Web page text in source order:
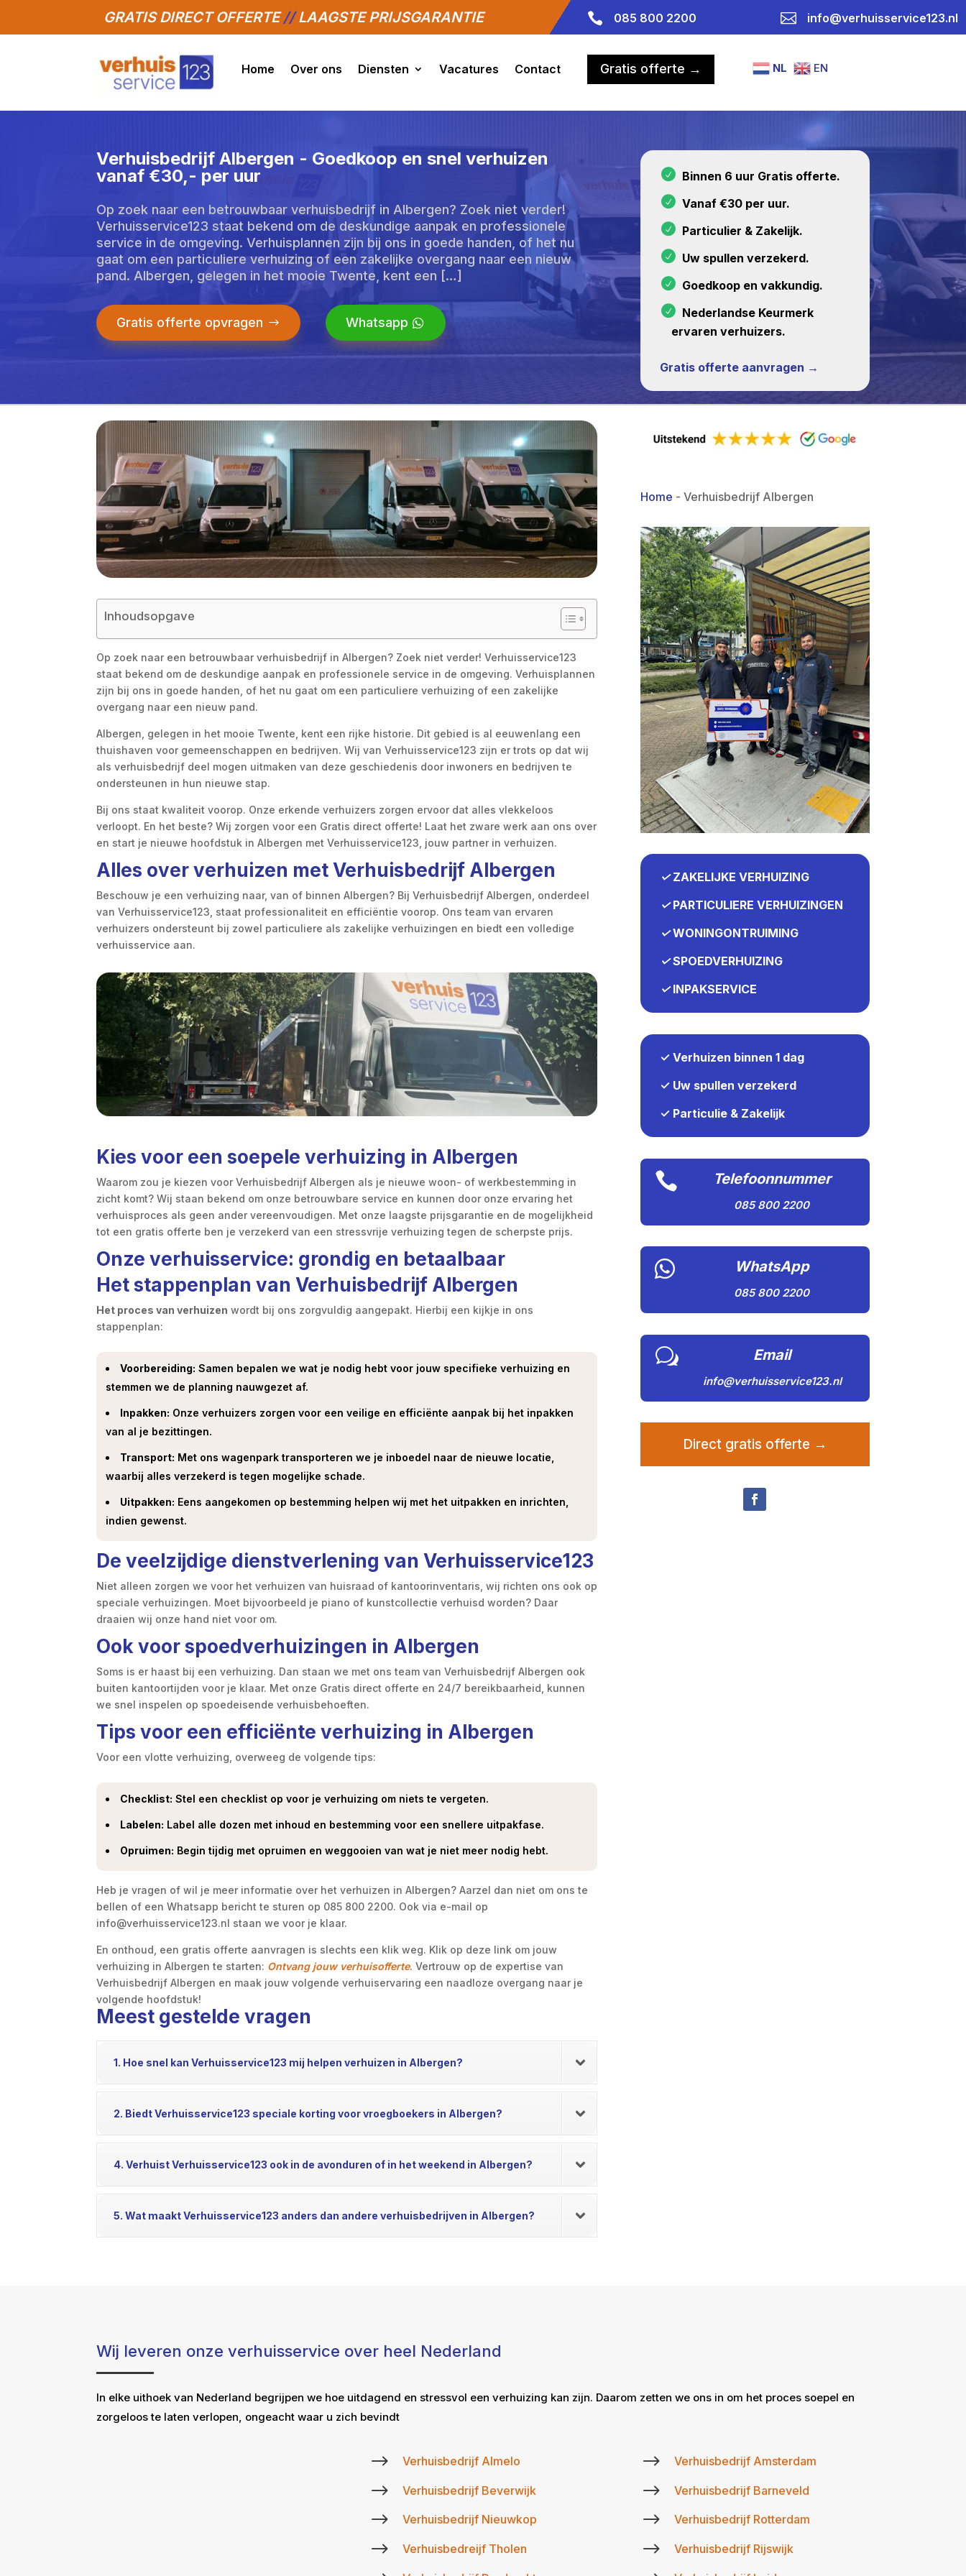
GRATIS DIRECT OFFERTE//LAAGSTE PRIJSGARANTIE  085 800 2200  info@verhuisservice123.nl
Home Over ons Diensten Vacatures Contact Gratis offerte → NL EN
Verhuisbedrijf Albergen - Goedkoop en snel verhuizen
vanaf €30,- per uur
Op zoek naar een betrouwbaar verhuisbedrijf in Albergen? Zoek niet verder!
Verhuisservice123 staat bekend om de deskundige aanpak en professionele
service in de omgeving.​ Verhuisplannen zijn bij ons in goede handen, of het nu
gaat om een particuliere verhuizing of een zakelijke overgang naar een nieuw
pand.​ Albergen, gelegen in het mooie Twente, kent een […]
Gratis offerte opvragen Whatsapp
Binnen 6 uur Gratis offerte.
Vanaf €30 per uur.
Particulier & Zakelijk.
Uw spullen verzekerd.
Goedkoop en vakkundig.
Nederlandse Keurmerk
ervaren verhuizers.
Gratis offerte aanvragen →
Inhoudsopgave
Op zoek naar een betrouwbaar verhuisbedrijf in Albergen? Zoek niet verder! Verhuisservice123
staat bekend om de deskundige aanpak en professionele service in de omgeving.​ Verhuisplannen
zijn bij ons in goede handen, of het nu gaat om een particuliere verhuizing of een zakelijke
overgang naar een nieuw pand.​
Albergen, gelegen in het mooie Twente, kent een rijke historie.​ Dit gebied is al eeuwenlang een
thuishaven voor gemeenschappen en bedrijven.​ Wij van Verhuisservice123 zijn er trots op dat wij
als verhuisbedrijf deel mogen uitmaken van deze geschiedenis door inwoners en bedrijven te
ondersteunen in hun nieuwe stap.​
Bij ons staat kwaliteit voorop.​ Onze erkende verhuizers zorgen ervoor dat alles vlekkeloos
verloopt.​ En het beste? Wij zorgen voor een Gratis direct offerte! Laat het zware werk aan ons over
en start je nieuwe hoofdstuk in Albergen met Verhuisservice123, jouw partner in verhuizen.​
Alles over verhuizen met Verhuisbedrijf Albergen
Beschouw je een verhuizing naar, van of binnen Albergen? Bij Verhuisbedrijf Albergen, onderdeel
van Verhuisservice123, staat professionaliteit en efficiëntie voorop.​ Ons team van ervaren
verhuizers ondersteunt bij zowel particuliere als zakelijke verhuizingen en biedt een volledige
verhuisservice aan.​
Kies voor een soepele verhuizing in Albergen
Waarom zou je kiezen voor Verhuisbedrijf Albergen als je nieuwe woon- of werkbestemming in
zicht komt? Wij staan bekend om onze betrouwbare service en kunnen door onze ervaring het
verhuisproces als geen ander vereenvoudigen.​ Met onze laagste prijsgarantie en de mogelijkheid
tot een gratis offerte ben je verzekerd van een stressvrije verhuizing tegen de scherpste prijs.​
Onze verhuisservice: grondig en betaalbaar
Het stappenplan van Verhuisbedrijf Albergen
Het proces van verhuizen wordt bij ons zorgvuldig aangepakt.​ Hierbij een kijkje in ons
stappenplan:
Voorbereiding: Samen bepalen we wat je nodig hebt voor jouw specifieke verhuizing en
stemmen we de planning nauwgezet af.​
Inpakken: Onze verhuizers zorgen voor een veilige en efficiënte aanpak bij het inpakken
van al je bezittingen.​
Transport: Met ons wagenpark transporteren we je inboedel naar de nieuwe locatie,
waarbij alles verzekerd is tegen mogelijke schade.​
Uitpakken: Eens aangekomen op bestemming helpen wij met het uitpakken en inrichten,
indien gewenst.​
De veelzijdige dienstverlening van Verhuisservice123
Niet alleen zorgen we voor het verhuizen van huisraad of kantoorinventaris, wij richten ons ook op
speciale verhuizingen.​ Moet bijvoorbeeld je piano of kunstcollectie verhuisd worden? Daar
draaien wij onze hand niet voor om.​
Ook voor spoedverhuizingen in Albergen
Soms is er haast bij een verhuizing.​ Dan staan we met ons team van Verhuisbedrijf Albergen ook
buiten kantoortijden voor je klaar.​ Met onze Gratis direct offerte en 24/7 bereikbaarheid, kunnen
we snel inspelen op spoedeisende verhuisbehoeften.​
Tips voor een efficiënte verhuizing in Albergen
Voor een vlotte verhuizing, overweeg de volgende tips:
Checklist: Stel een checklist op voor je verhuizing om niets te vergeten.​
Labelen: Label alle dozen met inhoud en bestemming voor een snellere uitpakfase.​
Opruimen: Begin tijdig met opruimen en weggooien van wat je niet meer nodig hebt.​
Heb je vragen of wil je meer informatie over het verhuizen in Albergen? Aarzel dan niet om ons te
bellen of een Whatsapp bericht te sturen op 085 800 2200.​ Ook via e-mail op
info@verhuisservice123.​nl staan we voor je klaar.​
En onthoud, een gratis offerte aanvragen is slechts een klik weg.​ Klik op deze link om jouw
verhuizing in Albergen te starten: Ontvang jouw verhuisofferte.​ Vertrouw op de expertise van
Verhuisbedrijf Albergen en maak jouw volgende verhuiservaring een naadloze overgang naar je
volgende hoofdstuk!
Meest gestelde vragen
1. Hoe snel kan Verhuisservice123 mij helpen verhuizen in Albergen?
2. Biedt Verhuisservice123 speciale korting voor vroegboekers in Albergen?
4. Verhuist Verhuisservice123 ook in de avonduren of in het weekend in Albergen?
5. Wat maakt Verhuisservice123 anders dan andere verhuisbedrijven in Albergen?
Home - Verhuisbedrijf Albergen
✓ZAKELIJKE VERHUIZING
✓PARTICULIERE VERHUIZINGEN
✓WONINGONTRUIMING
✓SPOEDVERHUIZING
✓INPAKSERVICE
✓ Verhuizen binnen 1 dag
✓ Uw spullen verzekerd
✓ Particulie & Zakelijk
 Telefoonnummer
085 800 2200
 WhatsApp
085 800 2200
w Email
info@verhuisservice123.nl
Direct gratis offerte →
Wij leveren onze verhuisservice over heel Nederland
In elke uithoek van Nederland begrijpen we hoe uitdagend en stressvol een verhuizing kan zijn. Daarom zetten we ons in om het proces soepel en
zorgeloos te laten verlopen, ongeacht waar u zich bevindt
$ Verhuisbedrijf Almelo
$ Verhuisbedrijf Beverwijk
$ Verhuisbedrijf Nieuwkop
$ Verhuisbedreijf Tholen
$ Verhuisbedrijf Amsterdam
$ Verhuisbedrijf Barneveld
$ Verhuisbedrijf Rotterdam
$ Verhuisbedrijf Rijswijk